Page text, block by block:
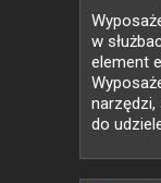
w
element
narzędzi,
do